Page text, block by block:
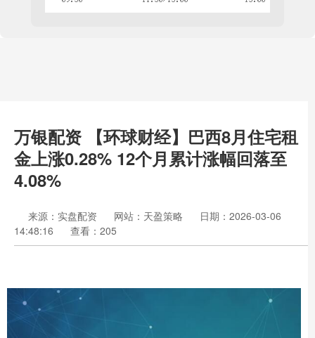
万银配资 【环球财经】巴西8月住宅租
金上涨0.28% 12个月累计涨幅回落至
4.08%
来源：实盘配资 网站：天盈策略
日期：2026-03-06
14:48:16
查看：205